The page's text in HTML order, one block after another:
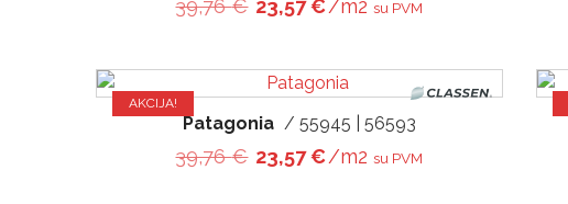
39,76€ 23,57€/m2su PVM
AKCIJA!
Patagonia / 55945 | 56593
39,76€ Original price was: 39,76 €.
23,57€Current price is: 23,57 €.
/m2su PVM